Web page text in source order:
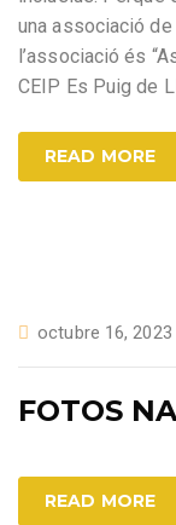
una associació
l’associació és
CEIP Es Puig de
READ MORE
octubre 16, 2023
FOTOS
READ MORE